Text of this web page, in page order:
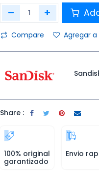
Compare Agregar
Share :
100% original
garantizado
Envio